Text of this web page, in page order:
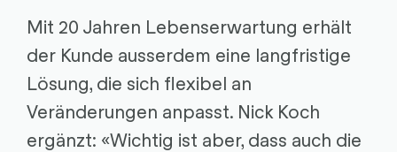
Mit 20 Jahren Lebenserwartung erhält
der Kunde ausserdem eine langfristige
Lösung, die sich flexibel an
Veränderungen anpasst. Nick Koch
ergänzt: «Wichtig ist aber, dass auch die